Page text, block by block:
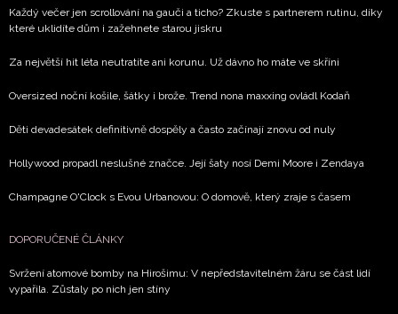
ochrany soukromí- BurdaMedia Extra s.r.o. bude s
Vašimi údaji pracovat zejména k organizaci a
informace od našich partnerů? Pokud souhlasíte se
zpracováním údajů k tomuto účelu podleZásad ochrany
Každý večer jen scrollování na gauči a ticho? Zkuste s partnerem rutinu, díky
které uklidíte dům i zažehnete starou jiskru
Za největší hit léta neutratíte ani korunu. Už dávno ho máte ve skříni
Oversized noční košile, šátky i brože. Trend nona maxxing ovládl Kodaň
Děti devadesátek definitivně dospěly a často začínají znovu od nuly
Hollywood propadl neslušné značce. Její šaty nosí Demi Moore i Zendaya
Champagne O'Clock s Evou Urbanovou: O domově, který zraje s časem
DOPORUČENÉ ČLÁNKY
Svržení atomové bomby na Hirošimu: V nepředstavitelném žáru se část lidí
vypařila. Zůstaly po nich jen stíny